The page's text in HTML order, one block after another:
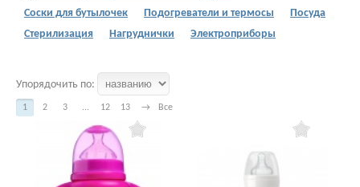
Соски для бутылочек
Подогреватели и термосы
Посуда
Стерилизация
Нагруднички Электроприборы
Упорядочить по:
1 2 3 ... 12 13 → Все